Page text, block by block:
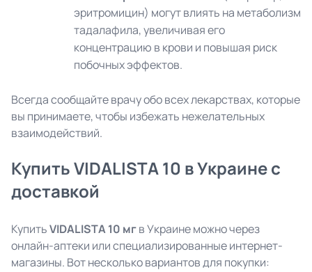
эритромицин) могут влиять на метаболизм
тадалафила, увеличивая его
концентрацию в крови и повышая риск
побочных эффектов.
Всегда сообщайте врачу обо всех лекарствах, которые
вы принимаете, чтобы избежать нежелательных
взаимодействий.
Купить VIDALISTA 10 в Украине с
доставкой
КупитьVIDALISTA 10 мгв Украине можно через
онлайн-аптеки или специализированные интернет-
магазины. Вот несколько вариантов для покупки: